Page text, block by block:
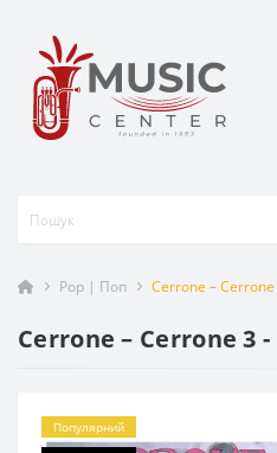
Pop | Поп Cerrone –
Cerrone – Cerrone 3
Популярний